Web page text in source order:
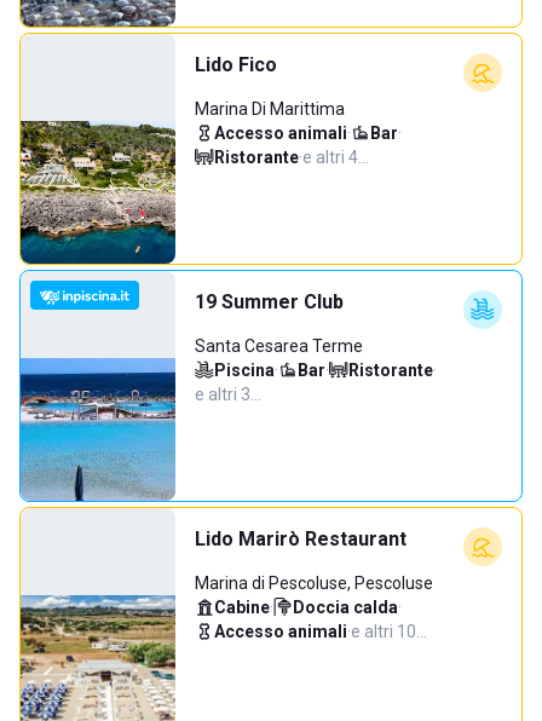
Lido Fico
Marina Di Marittima
Accesso animali· Bar·
Ristorante·e altri 4…
19 Summer Club
Santa Cesarea Terme
Piscina· Bar· Ristorante·
e altri 3…
Lido Marirò Restaurant
Marina di Pescoluse, Pescoluse
Cabine· Doccia calda·
Accesso animali·e altri 10…